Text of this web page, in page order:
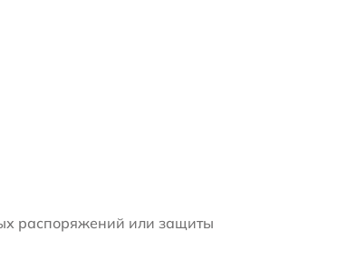
распоряжений или защиты